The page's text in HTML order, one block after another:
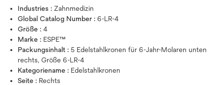
Industries : Zahnmedizin
Global Catalog Number : 6-LR-4
Größe : 4
Marke : ESPE™
Packungsinhalt : 5 Edelstahlkronen für 6-Jahr-Molaren unten
rechts, Größe 6-LR-4
Kategoriename : Edelstahlkronen
Seite : Rechts